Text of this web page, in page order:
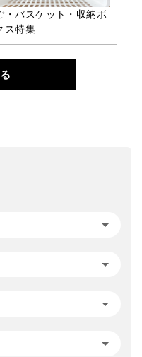
・バスケット・収納ボ
ス特集